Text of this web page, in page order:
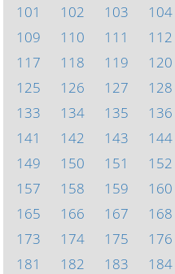
101
102 103 104
109
110 111 112
117
118 119 120
125
126 127 128
133
134 135 136
141
142 143 144
149
150 151 152
157
158 159 160
165
166 167 168
173
174 175 176
181
182 183 184